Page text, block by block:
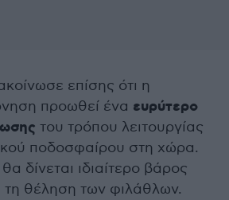
επίσης ότι η
προωθεί ένα ευρύτερο
του τρόπου λειτουργίας
ποδοσφαίρου στη χώρα.
δίνεται ιδιαίτερο βάρος
τη θέληση των φιλάθλων.